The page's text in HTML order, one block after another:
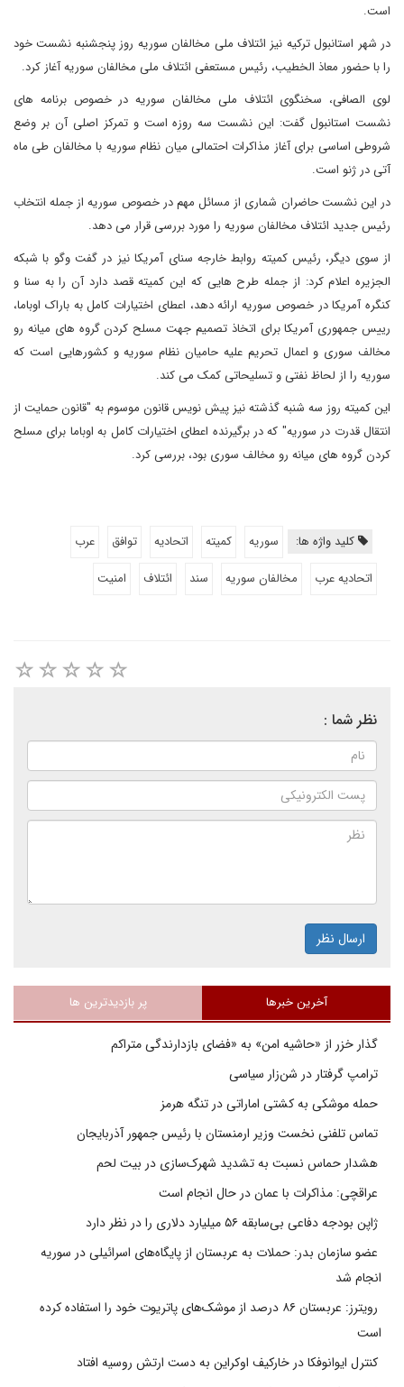
است.
در شهر استانبول ترکیه نیز ائتلاف ملی مخالفان سوریه روز پنجشنبه نشست خود
را با حضور معاذ الخطیب، رئیس مستعفی ائتلاف ملی مخالفان سوریه آغاز کرد.
لوی الصافی، سخنگوی ائتلاف ملی مخالفان سوریه در خصوص برنامه های
نشست استانبول گفت: این نشست سه روزه است و تمرکز اصلی آن بر وضع
شروطی اساسی برای آغاز مذاکرات احتمالی میان نظام سوریه با مخالفان طی ماه
آتی در ژنو است.
در این نشست حاضران شماری از مسائل مهم در خصوص سوریه از جمله انتخاب
رئیس جدید ائتلاف مخالفان سوریه را مورد بررسی قرار می دهد.
از سوی دیگر، رئیس کمیته روابط خارجه سنای آمریکا نیز در گفت وگو با شبکه
الجزیره اعلام کرد: از جمله طرح هایی که این کمیته قصد دارد آن را به سنا و
کنگره آمریکا در خصوص سوریه ارائه دهد، اعطای اختیارات کامل به باراک اوباما،
رییس جمهوری آمریکا برای اتخاذ تصمیم جهت مسلح کردن گروه های میانه رو
مخالف سوری و اعمال تحریم علیه حامیان نظام سوریه و کشورهایی است که
سوریه را از لحاظ نفتی و تسلیحاتی کمک می کند.
این کمیته روز سه شنبه گذشته نیز پیش نویس قانون موسوم به "قانون حمایت از
انتقال قدرت در سوریه" که در برگیرنده اعطای اختیارات کامل به اوباما برای مسلح
کردن گروه های میانه رو مخالف سوری بود، بررسی کرد.
کلید واژه ها: سوریه کمیته اتحادیه توافق
عرب
اتحادیه عرب
مخالفان سوریه سند ائتلاف امنیت
نظر شما :
ارسال نظر
آخرین خبرها پر بازدیدترین ها
گذار خزر از «حاشیه امن» به «فضای بازدارندگی متراکم
ترامپ گرفتار در شن‌زار سیاسی
حمله موشکی به کشتی اماراتی در تنگه هرمز
تماس تلفنی نخست وزیر ارمنستان با رئیس جمهور آذربایجان
هشدار حماس نسبت به تشدید شهرک‌سازی در بیت‌ لحم
عراقچی: مذاکرات با عمان در حال انجام است
ژاپن بودجه دفاعی بی‌سابقه ۵۶ میلیارد دلاری را در نظر دارد
عضو سازمان بدر: حملات به عربستان از پایگاه‌های اسرائیلی در سوریه
انجام شد
رویترز: عربستان ۸۶ درصد از موشک‌های پاتریوت خود را استفاده کرده
است
کنترل ایوانوفکا در خارکیف اوکراین به دست ارتش روسیه افتاد